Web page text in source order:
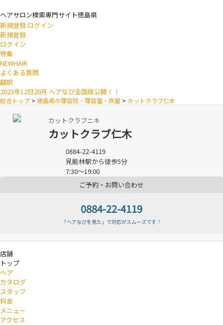
ヘアサロン検索専門サイト徳島県
新規登録 ログイン
新規登録
ログイン
特集
NEWHAIR
よくある質問
翻訳
2023年12日20月 ヘアなび全国版公開！！
総合トップ > 徳島県の理容院・理容室・床屋 > カットクラブ仁木
カットクラブニキ
カットクラブ仁木
0884-22-4119
見能林駅から徒歩5分
7:30〜19:00
ご予約・お問い合わせ
0884-22-4119
「ヘアなびを見た」で対応がスムーズです！
店舗
トップ
ヘア
カタログ
スタッフ
料金
メニュー
アクセス